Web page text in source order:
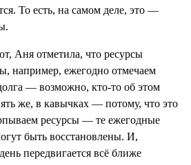
То есть, на самом деле, это —
Аня отметила, что ресурсы
например, ежегодно отмечаем
— возможно, кто-то об этом
же, в кавычках — потому, что это
ресурсы — те ежегодные
быть восстановлены. И,
передвигается всё ближе